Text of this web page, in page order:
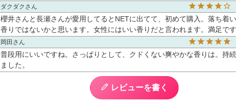
ダクダク
櫻井さんと長瀬さんが愛用してるとNETに出てて、初めて購入。落ち着
香りではないかと思います。女性にはいい香りだと言われます。満足で
岡田
普段用にいいですね。さっぱりとして、クドくない爽やかな香りは。持
ました。
レビューを書く